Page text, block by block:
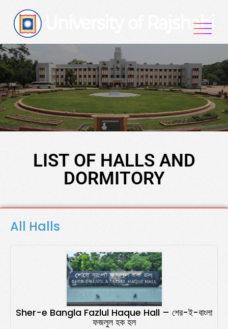
LIST OF HALLS AND
DORMITORY
All Halls
Sher-e Bangla Fazlul Haque Hall – শের-ই-বাংলা
ফজলুল হক হল